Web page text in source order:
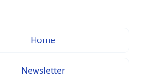
Home
Newsletter